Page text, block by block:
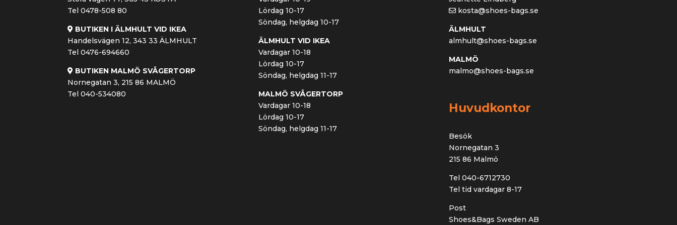
Tel 0478-508 80
BUTIKEN I ÄLMHULT VID IKEA
Handelsvägen 12, 343 33 ÄLMHULT
Tel 0476-694660
BUTIKEN MALMÖ SVÅGERTORP
Nornegatan 3, 215 86 MALMÖ
Tel 040-534080
Lördag 10-17
Söndag, helgdag 10-17
ÄLMHULT VID IKEA
Vardagar 10-18
Lördag 10-17
Söndag, helgdag 11-17
MALMÖ SVÅGERTORP
Vardagar 10-18
Lördag 10-17
Söndag, helgdag 11-17
kosta@shoes-bags.se
ÄLMHULT
almhult@shoes-bags.se
MALMÖ
malmo@shoes-bags.se
Huvudkontor
Besök
Nornegatan 3
215 86 Malmö
Tel 040-6712730
Tel tid vardagar 8-17
Post
Shoes&Bags Sweden AB